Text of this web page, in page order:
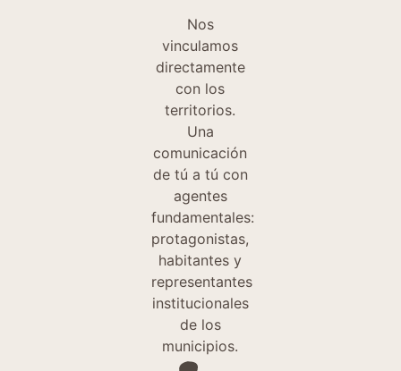
Nos
vinculamos
directamente
con los
territorios.
Una
comunicación
de tú a tú con
agentes
fundamentales:
protagonistas,
habitantes y
representantes
institucionales
de los
municipios.